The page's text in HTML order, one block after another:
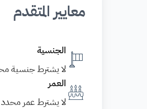
معايير المتقدم
الجنسية
لا يشترط جنسية
العمر
لا يشترط عمر محدد